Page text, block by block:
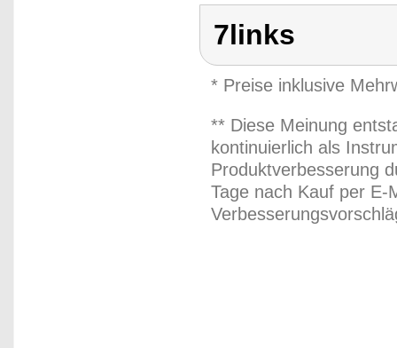
7links
* Preise inklusive
** Diese Meinung
kontinuierlich als
Produktverbesserung
Tage nach Kauf per E-